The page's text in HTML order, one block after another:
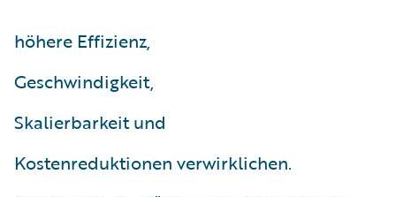
höhere Effizienz,
Geschwindigkeit,
Skalierbarkeit und
Kostenreduktionen verwirklichen.